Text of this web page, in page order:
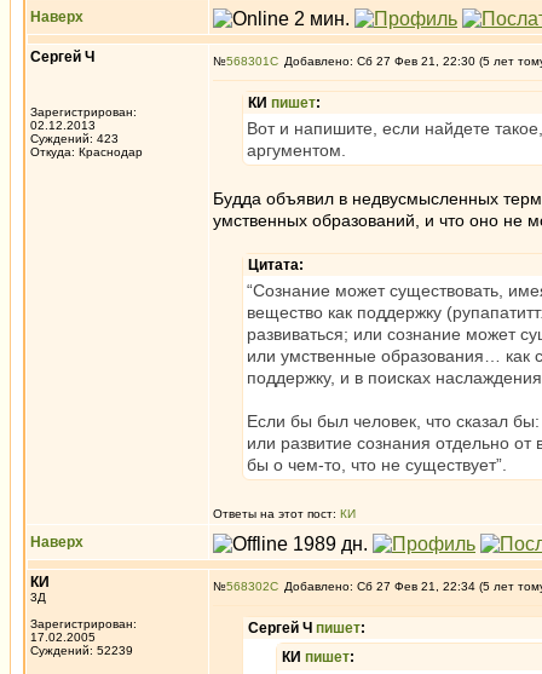
Наверх
Сергей Ч
Зарегистрирован:
02.12.2013
Суждений: 423
Откуда: Краснодар
№568301 Добавлено: Сб 27 Фев 21, 22:30 (5 лет
КИ пишет:
Вот и напишите, если найдете
аргументом.
Будда объявил в недвусмысленных
умственных образований, и что оно не
Цитата:
“Сознание может существовать,
вещество как поддержку
развиваться; или сознание может
или умственные образования… как
поддержку, и в поисках
Если бы был человек, что сказал
или развитие сознания отдельно
бы о чем-то, что не существует”.
Ответы на этот пост: КИ
Наверх
КИ
3Д
Зарегистрирован:
17.02.2005
Суждений: 52239
№568302 Добавлено: Сб 27 Фев 21, 22:34 (5 лет
Сергей Ч пишет:
КИ пишет: